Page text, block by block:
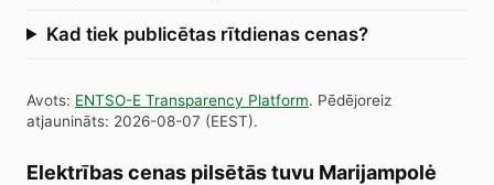
Kad tiek publicētas rītdienas cenas?
Avots: ENTSO-E Transparency Platform. Pēdējoreiz
atjaunināts: 2026-08-07 (EEST).
Elektrības cenas pilsētās tuvu Marijampolė